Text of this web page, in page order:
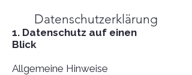
Datenschutz­erklärung
1. Datenschutz auf einen
Blick
Allgemeine Hinweise